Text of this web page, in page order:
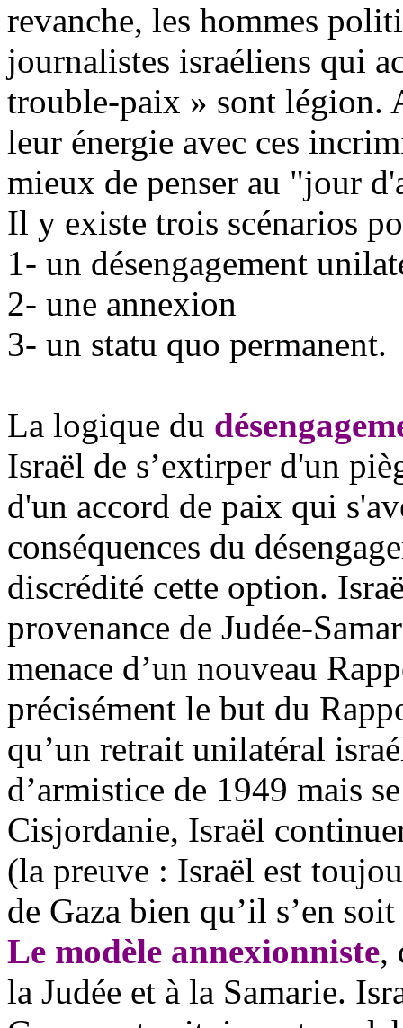
revanche, les hommes
journalistes israéliens qui
trouble-paix » sont légion.
leur énergie avec ces
mieux de penser au "jour
Il y existe trois scénarios
1- un désengagement
2- une annexion
3- un statu quo permanent.
La logique du
Israël de s’extirper d'un
d'un accord de paix qui
conséquences du
discrédité cette option.
provenance de Judée-
menace d’un nouveau
précisément le but du
qu’un retrait unilatéral
d’armistice de 1949 mais
Cisjordanie, Israël
(la preuve : Israël est
de Gaza bien qu’il s’en
Le modèle annexionniste,
la Judée et à la Samarie.